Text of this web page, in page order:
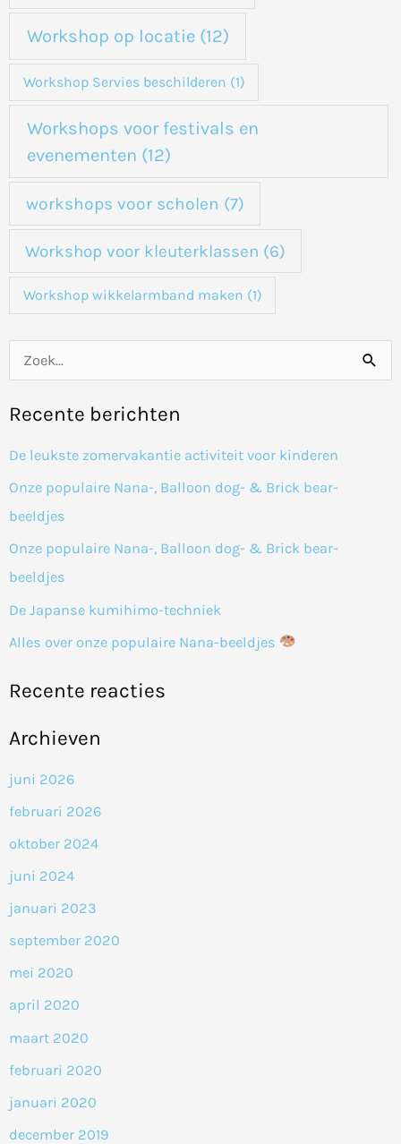
Workshop op locatie(12)
Workshop Servies beschilderen (1)
Workshops voor festivals en
evenementen (12)
workshops voor scholen (7)
Workshop voor kleuterklassen (6)
Workshop wikkelarmband maken (1)
e
k
n
a
Recente berichten
De leukste zomervakantie activiteit voor kinderen
Onze populaire Nana-, Balloon dog- & Brick bear-
beeldjes
Onze populaire Nana-, Balloon dog- & Brick bear-
beeldjes
De Japanse kumihimo-techniek
Alles over onze populaire Nana-beeldjes
Recente reacties
Archieven
juni 2026
februari 2026
oktober 2024
juni 2024
januari 2023
september 2020
mei 2020
april 2020
maart 2020
februari 2020
januari 2020
december 2019